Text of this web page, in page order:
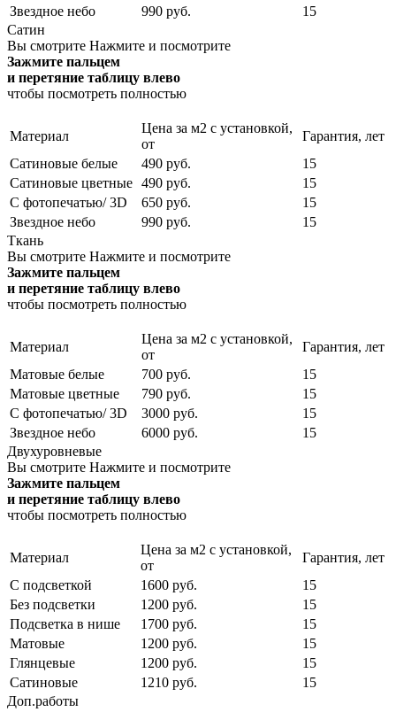
Звездное небо
990 руб.
15
Сатин
Вы смотрите Нажмите и посмотрите
Зажмите пальцем
и перетяние таблицу влево
чтобы посмотреть полностью
Материал
Цена за м2 с установкой,
от
Гарантия, лет
Сатиновые белые
490 руб.
15
Сатиновые цветные 490 руб.
15
С фотопечатью/ 3D
650 руб.
15
Звездное небо
990 руб.
15
Ткань
Вы смотрите Нажмите и посмотрите
Зажмите пальцем
и перетяние таблицу влево
чтобы посмотреть полностью
Материал
Цена за м2 с установкой,
от
Гарантия, лет
Матовые белые
700 руб.
15
Матовые цветные
790 руб.
15
С фотопечатью/ 3D
3000 руб.
15
Звездное небо
6000 руб.
15
Двухуровневые
Вы смотрите Нажмите и посмотрите
Зажмите пальцем
и перетяние таблицу влево
чтобы посмотреть полностью
Материал
Цена за м2 с установкой,
от
Гарантия, лет
С подсветкой
1600 руб.
15
Без подсветки
1200 руб.
15
Подсветка в нише
1700 руб.
15
Матовые
1200 руб.
15
Глянцевые
1200 руб.
15
Сатиновые
1210 руб.
15
Доп.работы